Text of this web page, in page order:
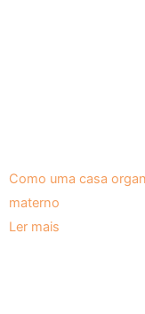
Como uma casa
materno
Ler mais